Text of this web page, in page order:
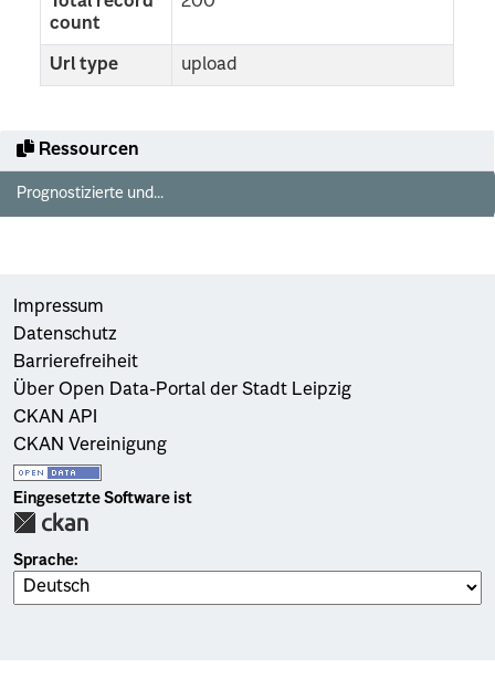
Ressourcen
Prognostizierte und...
count
Url type upload
Impressum
Datenschutz
Barrierefreiheit
Über Open Data-Portal der Stadt Leipzig
CKAN API
CKAN Vereinigung
Eingesetzte Software ist
Sprache